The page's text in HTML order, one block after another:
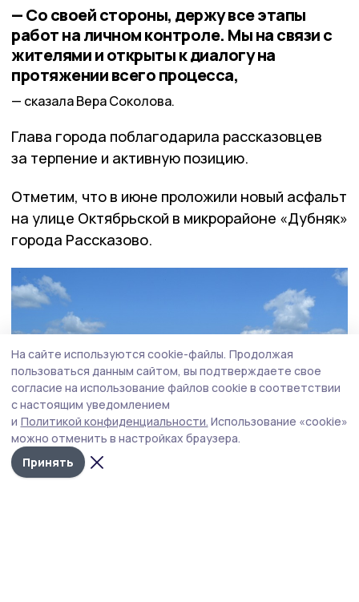
— Со своей стороны, держу все этапы
работ на личном контроле. Мы на связи с
жителями и открыты к диалогу на
протяжении всего процесса,
сказала Вера Соколова.
Глава города поблагодарила рассказовцев
за терпение и активную позицию.
Отметим, что в июне проложили новый асфальт
на улице Октябрьской в микрорайоне «Дубняк»
города Рассказово.
На сайте используются cookie-файлы. Продолжая
пользоваться данным сайтом, вы подтверждаете свое
согласие на использование файлов cookie в соответствии
с настоящим уведомлением
и Политикой конфиденциальности. Использование «cookie»
можно отменить в настройках браузера.
Принять